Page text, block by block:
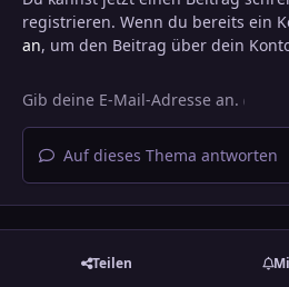
registrieren. Wenn du bereits ein
an, um den Beitrag über dein
Auf dieses Thema antworten
Teilen